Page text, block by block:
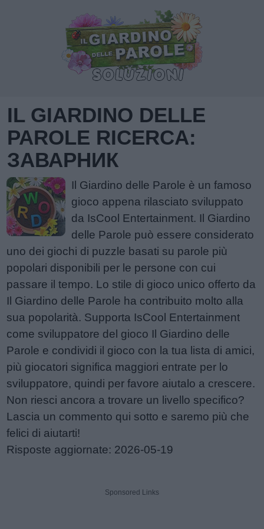
IL GIARDINO DELLE
PAROLE RICERCA:
ЗАВАРНИК
Il Giardino delle Parole è un famoso
gioco appena rilasciato sviluppato
da IsCool Entertainment. Il Giardino
delle Parole può essere considerato
uno dei giochi di puzzle basati su parole più
popolari disponibili per le persone con cui
passare il tempo. Lo stile di gioco unico offerto da
Il Giardino delle Parole ha contribuito molto alla
sua popolarità. Supporta IsCool Entertainment
come sviluppatore del gioco Il Giardino delle
Parole e condividi il gioco con la tua lista di amici,
più giocatori significa maggiori entrate per lo
sviluppatore, quindi per favore aiutalo a crescere.
Non riesci ancora a trovare un livello specifico?
Lascia un commento qui sotto e saremo più che
felici di aiutarti!
Risposte aggiornate: 2026-05-19
Sponsored Links